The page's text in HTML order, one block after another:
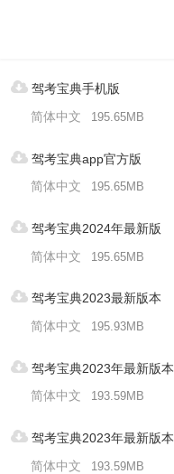
驾考宝典手机版
简体中文
195.65MB
驾考宝典app官方版
简体中文
195.65MB
驾考宝典2024年最新版
简体中文
195.65MB
驾考宝典2023最新版本
简体中文
195.93MB
驾考宝典2023年最新版本
简体中文
193.59MB
驾考宝典2023年最新版本
简体中文
193.59MB